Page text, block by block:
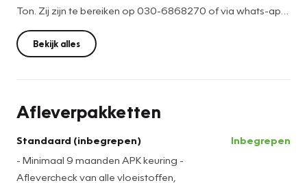
Ton. Zij zijn te bereiken op 030-6868270 of via whats-app
op het nummer 030-6868270. Deze auto bevindt zich op
één van onze twee locaties, wij informeren u vooraf graag
waar u deze auto kan bekijken.
begrijpen dat u zekerheid wilt voor een goede prijs. De
APK keuring, aflevercheck van alle vloeistoffen +
bandenspanning en verlichting, minimaal een kwart
Bekijk alles
Afleverpakketten
Standaard (inbegrepen)
- Minimaal 9 maanden APK keuring -
Aflevercheck van alle vloeistoffen,
Inbegrepen